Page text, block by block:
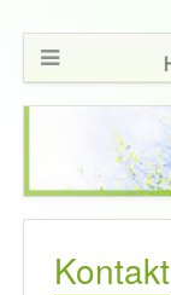
Kontakt